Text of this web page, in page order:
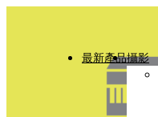
最新產品攝影